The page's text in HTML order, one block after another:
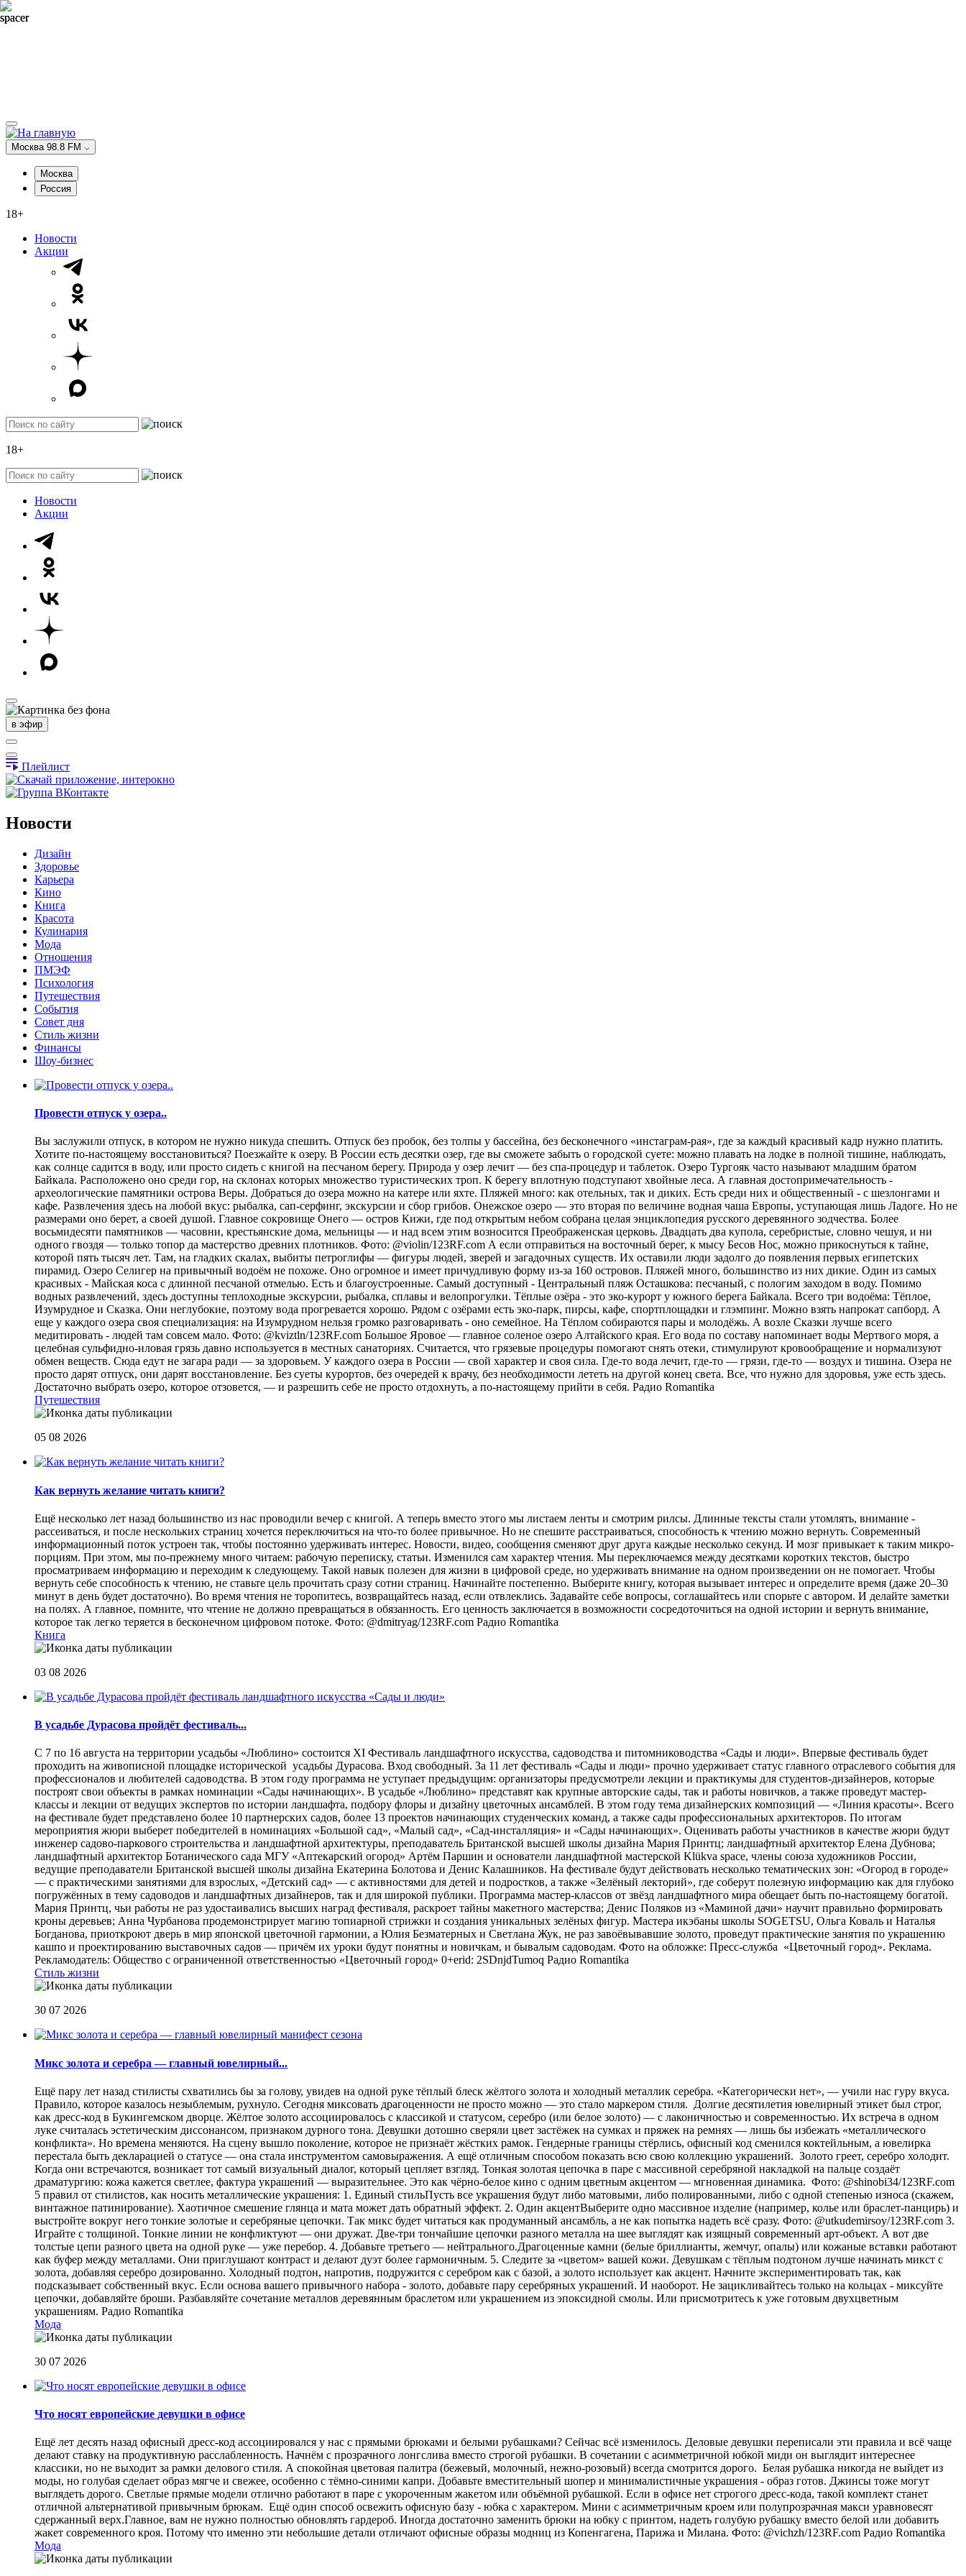
Москва 98.8 FM
Москва
Россия
18+
Новости
Акции
18+
Новости
Акции
в эфир
Плейлист
Новости
Дизайн
Здоровье
Карьера
Кино
Книга
Красота
Кулинария
Мода
Отношения
ПМЭФ
Психология
Путешествия
События
Совет дня
Стиль жизни
Финансы
Шоу-бизнес
Провести отпуск у озера..
Вы заслужили отпуск, в котором не нужно никуда спешить. Отпуск без пробок, без толпы у бассейна, без бесконечного «инстаграм-рая», где за каждый красивый кадр нужно платить.
Хотите по-настоящему восстановиться? Поезжайте к озеру. В России есть десятки озер, где вы сможете забыть о городской суете: можно плавать на лодке в полной тишине, наблюдать,
как солнце садится в воду, или просто сидеть с книгой на песчаном берегу. Природа у озер лечит — без спа-процедур и таблеток. Озеро Тургояк часто называют младшим братом
Байкала. Расположено оно среди гор, на склонах которых множество туристических троп. К берегу вплотную подступают хвойные леса. А главная достопримечательность -
археологические памятники острова Веры. Добраться до озера можно на катере или яхте. Пляжей много: как отельных, так и диких. Есть среди них и общественный - с шезлонгами и
кафе. Развлечения здесь на любой вкус: рыбалка, сап-серфинг, экскурсии и сбор грибов. Онежское озеро — это вторая по величине водная чаша Европы, уступающая лишь Ладоге. Но не
размерами оно берет, а своей душой. Главное сокровище Онего — остров Кижи, где под открытым небом собрана целая энциклопедия русского деревянного зодчества. Более
восьмидесяти памятников — часовни, крестьянские дома, мельницы — и над всем этим возносится Преображенская церковь. Двадцать два купола, серебристые, словно чешуя, и ни
одного гвоздя — только топор да мастерство древних плотников. Фото: @violin/123RF.com А если отправиться на восточный берег, к мысу Бесов Нос, можно прикоснуться к тайне,
которой пять тысяч лет. Там, на гладких скалах, выбиты петроглифы — фигуры людей, зверей и загадочных существ. Их оставили люди задолго до появления первых египетских
пирамид. Озеро Селигер на привычный водоём не похоже. Оно огромное и имеет причудливую форму из-за 160 островов. Пляжей много, большинство из них дикие. Один из самых
красивых - Майская коса с длинной песчаной отмелью. Есть и благоустроенные. Самый доступный - Центральный пляж Осташкова: песчаный, с пологим заходом в воду. Помимо
водных развлечений, здесь доступны теплоходные экскурсии, рыбалка, сплавы и велопрогулки. Тёплые озёра - это эко-курорт у южного берега Байкала. Всего три водоёма: Тёплое,
Изумрудное и Сказка. Они неглубокие, поэтому вода прогревается хорошо. Рядом с озёрами есть эко-парк, пирсы, кафе, спортплощадки и глэмпинг. Можно взять напрокат сапборд. А
еще у каждого озера своя специализация: на Изумрудном нельзя громко разговаривать - оно семейное. На Тёплом собираются пары и молодёжь. А возле Сказки лучше всего
медитировать - людей там совсем мало. Фото: @kviztln/123RF.com Большое Яровое — главное соленое озеро Алтайского края. Его вода по составу напоминает воды Мертвого моря, а
целебная сульфидно-иловая грязь давно используется в местных санаториях. Считается, что грязевые процедуры помогают снять отеки, стимулируют кровообращение и нормализуют
обмен веществ. Сюда едут не загара ради — за здоровьем. У каждого озера в России — свой характер и своя сила. Где-то вода лечит, где-то — грязи, где-то — воздух и тишина. Озера не
просто дарят отпуск, они дарят восстановление. Без суеты курортов, без очередей к врачу, без необходимости лететь на другой конец света. Все, что нужно для здоровья, уже есть здесь.
Достаточно выбрать озеро, которое отзовется, — и разрешить себе не просто отдохнуть, а по-настоящему прийти в себя. Радио Romantika
Путешествия
05 08 2026
Как вернуть желание читать книги?
Eщё несколько лет назад большинство из нас проводили вечер с книгой. А теперь вместо этого мы листаем ленты и смотрим рилсы. Длинные тексты стали утомлять, внимание -
рассеиваться, и после нескольких страниц хочется переключиться на что-то более привычное. Но не спешите расстраиваться, способность к чтению можно вернуть. Современный
информационный поток устроен так, чтобы постоянно удерживать интерес. Новости, видео, сообщения сменяют друг друга каждые несколько секунд. И мозг привыкает к таким микро-
порциям. При этом, мы по-прежнему много читаем: рабочую переписку, статьи. Изменился сам характер чтения. Мы переключаемся между десятками коротких текстов, быстро
просматриваем информацию и переходим к следующему. Такой навык полезен для жизни в цифровой среде, но удерживать внимание на одном произведении он не помогает. Чтобы
вернуть себе способность к чтению, не ставьте цель прочитать сразу сотни страниц. Начинайте постепенно. Выберите книгу, которая вызывает интерес и определите время (даже 20–30
минут в день будет достаточно). Во время чтения не торопитесь, возвращайтесь назад, если отвлеклись. Задавайте себе вопросы, соглашайтесь или спорьте с автором. И делайте заметки
на полях. А главное, помните, что чтение не должно превращаться в обязанность. Его ценность заключается в возможности сосредоточиться на одной истории и вернуть внимание,
которое так легко теряется в бесконечном цифровом потоке. Фото: @dmitryag/123RF.com Радио Romantika
Книга
03 08 2026
В усадьбе Дурасова пройдёт фестиваль...
С 7 по 16 августа на территории усадьбы «Люблино» состоится XI Фестиваль ландшафтного искусства, садоводства и питомниководства «Сады и люди». Впервые фестиваль будет
проходить на живописной площадке исторической усадьбы Дурасова. Вход свободный. За 11 лет фестиваль «Сады и люди» прочно удерживает статус главного отраслевого события для
профессионалов и любителей садоводства. В этом году программа не уступает предыдущим: организаторы предусмотрели лекции и практикумы для студентов-дизайнеров, которые
построят свои объекты в рамках номинации «Сады начинающих». В усадьбе «Люблино» представят как крупные авторские сады, так и работы новичков, а также проведут мастер-
классы и лекции от ведущих экспертов по истории ландшафта, подбору флоры и дизайну цветочных ансамблей. В этом году тема дизайнерских композиций — «Линия красоты». Всего
на фестивале будет представлено более 10 партнерских садов, более 13 проектов начинающих студенческих команд, а также сады профессиональных архитекторов. По итогам
мероприятия жюри выберет победителей в номинациях «Большой сад», «Малый сад», «Сад-инсталляция» и «Сады начинающих». Оценивать работы участников в качестве жюри будут
инженер садово-паркового строительства и ландшафтной архитектуры, преподаватель Британской высшей школы дизайна Мария Принтц; ландшафтный архитектор Елена Дубнова;
ландшафтный архитектор Ботанического сада МГУ «Аптекарский огород» Артём Паршин и основатели ландшафтной мастерской Klükva space, члены союза художников России,
ведущие преподаватели Британской высшей школы дизайна Екатерина Болотова и Денис Калашников. На фестивале будут действовать несколько тематических зон: «Огород в городе»
— с практическими занятиями для взрослых, «Детский сад» — с активностями для детей и подростков, а также «Зелёный лекторий», где соберут полезную информацию как для глубоко
погружённых в тему садоводов и ландшафтных дизайнеров, так и для широкой публики. Программа мастер-классов от звёзд ландшафтного мира обещает быть по-настоящему богатой.
Мария Принтц, чьи работы не раз удостаивались высших наград фестиваля, раскроет тайны макетного мастерства; Денис Поляков из «Маминой дачи» научит правильно формировать
кроны деревьев; Анна Чурбанова продемонстрирует магию топиарной стрижки и создания уникальных зелёных фигур. Мастера икэбаны школы SOGETSU, Ольга Коваль и Наталья
Богданова, приоткроют дверь в мир японской цветочной гармонии, а Юлия Безматерных и Светлана Жук, не раз завоёвывавшие золото, проведут практические занятия по украшению
кашпо и проектированию выставочных садов — причём их уроки будут понятны и новичкам, и бывалым садоводам. Фото на обложке: Пресс-служба «Цветочный город». Реклама.
Рекламодатель: Общество с ограниченной ответственностью «Цветочный город» 0+erid: 2SDnjdTumoq Радио Romantika
Стиль жизни
30 07 2026
Микс золота и серебра — главный ювелирный...
Ещё пару лет назад стилисты схватились бы за голову, увидев на одной руке тёплый блеск жёлтого золота и холодный металлик серебра. «Категорически нет», — учили нас гуру вкуса.
Правило, которое казалось незыблемым, рухнуло. Сегодня миксовать драгоценности не просто можно — это стало маркером стиля. Долгие десятилетия ювелирный этикет был строг,
как дресс-код в Букингемском дворце. Жёлтое золото ассоциировалось с классикой и статусом, серебро (или белое золото) — с лаконичностью и современностью. Их встреча в одном
луке считалась эстетическим диссонансом, признаком дурного тона. Девушки дотошно сверяли цвет застёжек на сумках и пряжек на ремнях — лишь бы избежать «металлического
конфликта». Но времена меняются. На сцену вышло поколение, которое не признаёт жёстких рамок. Гендерные границы стёрлись, офисный код сменился коктейльным, а ювелирка
перестала быть декларацией о статусе — она стала инструментом самовыражения. А ещё отличным способом показать всю свою коллекцию украшений. Золото греет, серебро холодит.
Когда они встречаются, возникает тот самый визуальный диалог, который цепляет взгляд. Тонкая золотая цепочка в паре с массивной серебряной накладкой на пальце создаёт
драматургию: кожа кажется светлее, фактура украшений — выразительнее. Это как чёрно-белое кино с одним цветным акцентом — мгновенная динамика. Фото: @shinobi34/123RF.com
5 правил от стилистов, как носить металлические украшения: 1. Единый стильПусть все украшения будут либо матовыми, либо полированными, либо с одной степенью износа (скажем,
винтажное патинирование). Хаотичное смешение глянца и мата может дать обратный эффект. 2. Один акцентВыберите одно массивное изделие (например, колье или браслет-панцирь) и
выстройте вокруг него тонкие золотые и серебряные цепочки. Так микс будет читаться как продуманный ансамбль, а не как попытка надеть всё сразу. Фото: @utkudemirsoy/123RF.com 3.
Играйте с толщиной. Тонкие линии не конфликтуют — они дружат. Две-три тончайшие цепочки разного металла на шее выглядят как изящный современный арт-объект. А вот две
толстые цепи разного цвета на одной руке — уже перебор. 4. Добавьте третьего — нейтрального.Драгоценные камни (белые бриллианты, жемчуг, опалы) или кожаные вставки работают
как буфер между металлами. Они приглушают контраст и делают дуэт более гармоничным. 5. Следите за «цветом» вашей кожи. Девушкам с тёплым подтоном лучше начинать микст с
золота, добавляя серебро дозированно. Холодный подтон, напротив, подружится с серебром как с базой, а золото использует как акцент. Начните экспериментировать так, как
подсказывает собственный вкус. Если основа вашего привычного набора - золото, добавьте пару серебряных украшений. И наоборот. Не зацикливайтесь только на кольцах - миксуйте
цепочки, добавляйте броши. Разбавляйте сочетание металлов деревянным браслетом или украшением из эпоксидной смолы. Или присмотритесь к уже готовым двухцветным
украшениям. Радио Romantika
Мода
30 07 2026
Что носят европейские девушки в офисе
Ещё лет десять назад офисный дресс-код ассоциировался у нас с прямыми брюками и белыми рубашками? Сейчас всё изменилось. Деловые девушки переписали эти правила и всё чаще
делают ставку на продуктивную расслабленность. Начнём с прозрачного лонгслива вместо строгой рубашки. В сочетании с асимметричной юбкой миди он выглядит интереснее
классики, но не выходит за рамки делового стиля. А спокойная цветовая палитра (бежевый, молочный, нежно-розовый) всегда смотрится дорого. Белая рубашка никогда не выйдет из
моды, но голубая сделает образ мягче и свежее, особенно с тёмно-синими капри. Добавьте вместительный шопер и минималистичные украшения - образ готов. Джинсы тоже могут
выглядеть дорого. Светлые прямые модели отлично работают в паре с укороченным жакетом или объёмной рубашкой. Если в офисе нет строгого дресс-кода, такой комплект станет
отличной альтернативой привычным брюкам. Ещё один способ освежить офисную базу - юбка с характером. Мини с асимметричным кроем или полупрозрачная макси уравновесят
сдержанный верх.Главное, вам не нужно полностью обновлять гардероб. Иногда достаточно заменить брюки на юбку с принтом, надеть голубую рубашку вместо белой или добавить
жакет современного кроя. Потому что именно эти небольшие детали отличают офисные образы модниц из Копенгагена, Парижа и Милана. Фото: @vichzh/123RF.com Радио Romantika
Мода